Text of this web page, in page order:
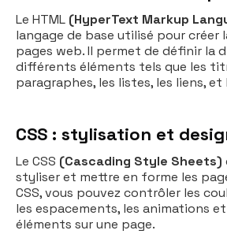
Le HTML (HyperText Markup
langage de base utilisé pour créer
pages web. Il permet de définir la
différents éléments tels que les
paragraphes, les listes, les liens, et
CSS : stylisation et
Le CSS (Cascading Style Sheets)
styliser et mettre en forme les
CSS, vous pouvez contrôler les
les espacements, les animations
éléments sur une page.